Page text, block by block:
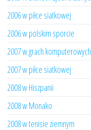
2006 w piłce siatkowej
2006 w polskim sporcie
2007 w grach komputerowych
2007 w piłce siatkowej
2008 w Hiszpanii
2008 w Monako
2008 w tenisie ziemnym